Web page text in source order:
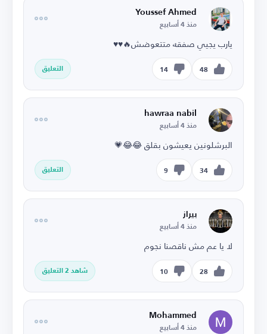
Youssef Ahmed
منذ 4 أسابيع
يارب يجيي صفقه متتعوضش🔥♥️♥️
48
14 التعليق
hawraa nabil
منذ 4 أسابيع
البرشلونين يعيشون بقلق 😂😂💗
34
9 التعليق
بيراز
منذ 4 أسابيع
لا يا عم مش ناقصنا نجوم
28
10 شاهد 2 التعليق
Mohammed
منذ 4 أسابيع